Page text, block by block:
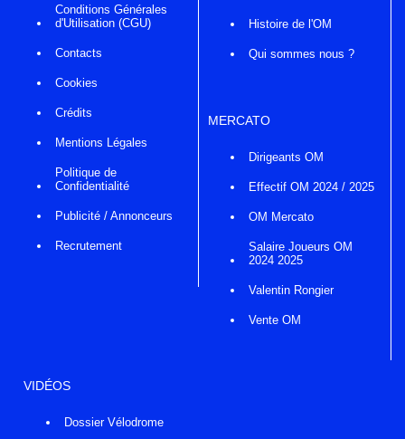
Conditions Générales
d'Utilisation (CGU)
Contacts
Cookies
Crédits
Mentions Légales
Politique de
Confidentialité
Publicité / Annonceurs
Recrutement
Histoire de l'OM
Qui sommes nous ?
MERCATO
Dirigeants OM
Effectif OM 2024 / 2025
OM Mercato
Salaire Joueurs OM
2024 2025
Valentin Rongier
Vente OM
VIDÉOS
Dossier Vélodrome